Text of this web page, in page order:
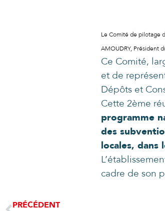
Le Comité de pilotage
AMOUDRY, Président
Ce Comité,
et de
Dépôts et
Cette 2ème
programme
des
locales, dans
cadre de son
PRÉCÉDENT